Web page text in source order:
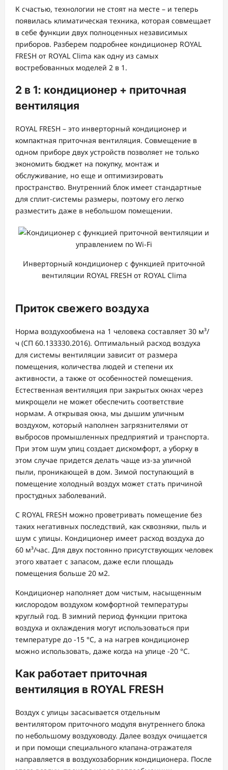
К счастью, технологии не стоят на месте – и теперь
появилась климатическая техника, которая совмещает
в себе функции двух полноценных независимых
приборов. Разберем подробнее кондиционер ROYAL
FRESH от ROYAL Clima как одну из самых
востребованных моделей 2 в 1.
2 в 1: кондиционер + приточная
вентиляция
ROYAL FRESH – это инверторный кондиционер и
компактная приточная вентиляция. Совмещение в
одном приборе двух устройств позволяет не только
экономить бюджет на покупку, монтаж и
обслуживание, но еще и оптимизировать
пространство. Внутренний блок имеет стандартные
для сплит-системы размеры, поэтому его легко
разместить даже в небольшом помещении.
Инверторный кондиционер с функцией приточной
вентиляции ROYAL FRESH от ROYAL Clima
Приток свежего воздуха
Норма воздухообмена на 1 человека составляет 30 м³/
ч (СП 60.133330.2016). Оптимальный расход воздуха
для системы вентиляции зависит от размера
помещения, количества людей и степени их
активности, а также от особенностей помещения.
Естественная вентиляция при закрытых окнах через
микрощели не может обеспечить соответствие
нормам. А открывая окна, мы дышим уличным
воздухом, который наполнен загрязнителями от
выбросов промышленных предприятий и транспорта.
При этом шум улиц создает дискомфорт, а уборку в
этом случае придется делать чаще из-за уличной
пыли, проникающей в дом. Зимой поступающий в
помещение холодный воздух может стать причиной
простудных заболеваний.
С ROYAL FRESH можно проветривать помещение без
таких негативных последствий, как сквозняки, пыль и
шум с улицы. Кондиционер имеет расход воздуха до
60 м³/час. Для двух постоянно присутствующих человек
этого хватает с запасом, даже если площадь
помещения больше 20 м2.
Кондиционер наполняет дом чистым, насыщенным
кислородом воздухом комфортной температуры
круглый год. В зимний период функции притока
воздуха и охлаждения могут использоваться при
температуре до -15 °С, а на нагрев кондиционер
можно использовать, даже когда на улице -20 °С.
Как работает приточная
вентиляция в ROYAL FRESH
Воздух с улицы засасывается отдельным
вентилятором приточного модуля внутреннего блока
по небольшому воздуховоду. Далее воздух очищается
и при помощи специального клапана-отражателя
направляется в воздухозаборник кондиционера. После